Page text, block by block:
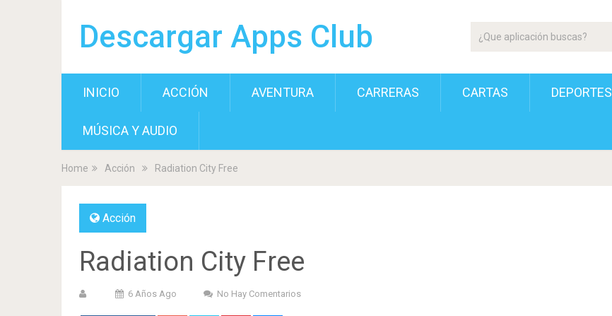
Descargar Apps Club
INICIO ACCIÓN AVENTURA CARRERAS CARTAS DEPORTES
MÚSICA Y AUDIO
Home Acción Radiation City Free
Acción
Radiation City Free
6 Años Ago No Hay Comentarios